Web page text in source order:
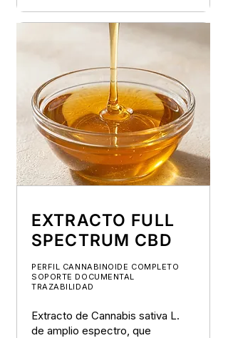
EXTRACTO FULL
SPECTRUM CBD
PERFIL CANNABINOIDE COMPLETO
SOPORTE DOCUMENTAL
TRAZABILIDAD
Extracto de Cannabis sativa L.
de amplio espectro, que